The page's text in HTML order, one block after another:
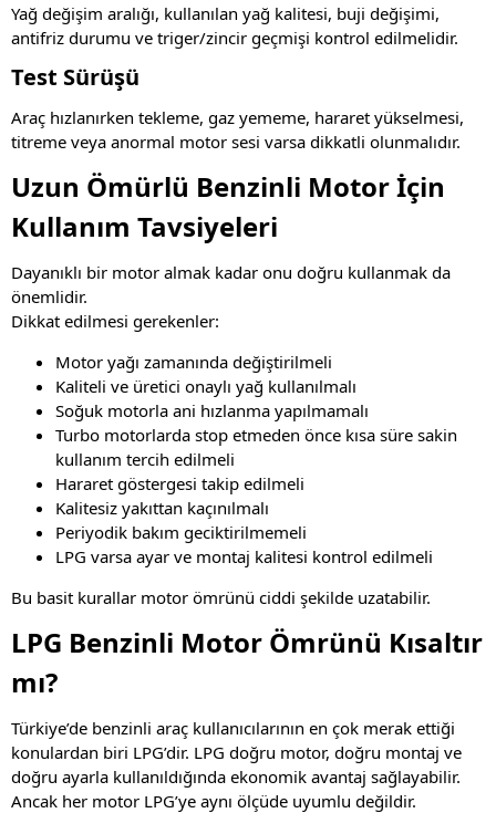
Yağ değişim aralığı, kullanılan yağ kalitesi, buji değişimi,
antifriz durumu ve triger/zincir geçmişi kontrol edilmelidir.
Test Sürüşü
Araç hızlanırken tekleme, gaz yememe, hararet yükselmesi,
titreme veya anormal motor sesi varsa dikkatli olunmalıdır.
Uzun Ömürlü Benzinli Motor İçin
Kullanım Tavsiyeleri
Dayanıklı bir motor almak kadar onu doğru kullanmak da
önemlidir.
Dikkat edilmesi gerekenler:
Motor yağı zamanında değiştirilmeli
Kaliteli ve üretici onaylı yağ kullanılmalı
Soğuk motorla ani hızlanma yapılmamalı
Turbo motorlarda stop etmeden önce kısa süre sakin
kullanım tercih edilmeli
Hararet göstergesi takip edilmeli
Kalitesiz yakıttan kaçınılmalı
Periyodik bakım geciktirilmemeli
LPG varsa ayar ve montaj kalitesi kontrol edilmeli
Bu basit kurallar motor ömrünü ciddi şekilde uzatabilir.
LPG Benzinli Motor Ömrünü Kısaltır
mı?
Türkiye’de benzinli araç kullanıcılarının en çok merak ettiği
konulardan biri LPG’dir. LPG doğru motor, doğru montaj ve
doğru ayarla kullanıldığında ekonomik avantaj sağlayabilir.
Ancak her motor LPG’ye aynı ölçüde uyumlu değildir.